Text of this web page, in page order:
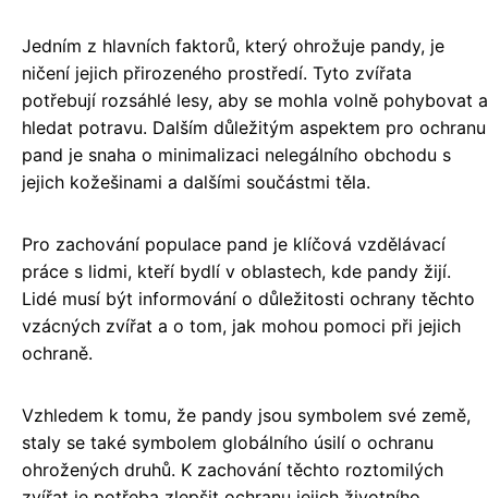
Jedním z hlavních faktorů, který ohrožuje pandy, je
ničení jejich přirozeného prostředí. Tyto zvířata
potřebují rozsáhlé lesy, aby se mohla volně pohybovat a
hledat potravu. Dalším důležitým aspektem pro ochranu
pand je snaha o minimalizaci nelegálního obchodu s
jejich kožešinami a dalšími součástmi těla.
Pro zachování populace pand je klíčová vzdělávací
práce s lidmi, kteří bydlí v oblastech, kde pandy žijí.
Lidé musí být informování o důležitosti ochrany těchto
vzácných zvířat a o tom, jak mohou pomoci při jejich
ochraně.
Vzhledem k tomu, že pandy jsou symbolem své země,
staly se také symbolem globálního úsilí o ochranu
ohrožených druhů. K zachování těchto roztomilých